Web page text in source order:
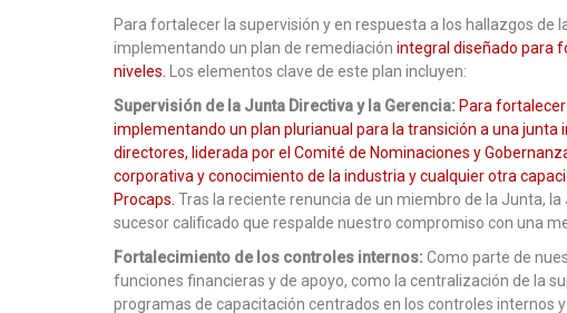
Para fortalecer la supervisión y en respuesta a los hallazgos de
implementando un plan de remediación integral diseñado para
niveles.
Los elementos clave de este plan incluyen:
Supervisión de la Junta Directiva y la Gerencia: Para
implementando un plan plurianual para la transición a una
directores, liderada por el Comité de Nominaciones y
corporativa y conocimiento de la industria y cualquier otra
Procaps. Tras la reciente renuncia de un miembro de la Junta,
sucesor calificado que respalde nuestro compromiso con una
Fortalecimiento de los controles internos: Como parte de
funciones financieras y de apoyo, como la centralización de la
programas de capacitación centrados en los controles internos